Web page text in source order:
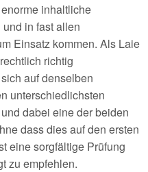
inhaltliche
in fast allen
Einsatz kommen. Als Laie
richtig
auf denselben
unterschiedlichsten
dabei eine der beiden
dass dies auf den ersten
eine sorgfältige Prüfung
zu empfehlen.